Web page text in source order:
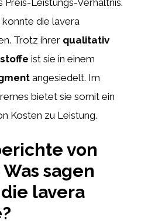
konnte die lavera
Trotz ihrer qualitativ
ist sie in einem
angesiedelt. Im
bietet sie somit ein
Kosten zu Leistung.
von
sagen
lavera